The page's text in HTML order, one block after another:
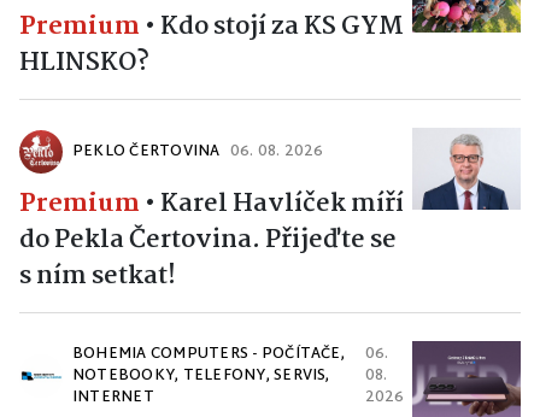
Premium • Kdo stojí za KS GYM
HLINSKO?
PEKLO ČERTOVINA 06. 08. 2026
Premium • Karel Havlíček míří
do Pekla Čertovina. Přijeďte se
s ním setkat!
BOHEMIA COMPUTERS - POČÍTAČE,
NOTEBOOKY, TELEFONY, SERVIS,
INTERNET
06.
08.
2026